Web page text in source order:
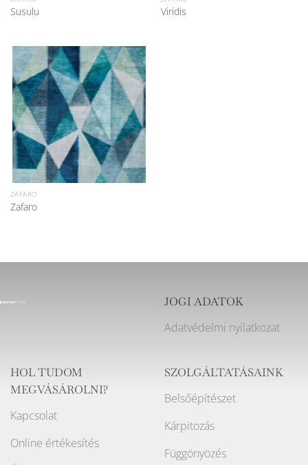
Susulu Viridis
ZAFARO
Zafaro
JOGI ADATOK
Adatvédelmi nyilatkozat
HOL TUDOM
MEGVÁSÁROLNI?
Kapcsolat
Online értékesítés
SZOLGÁLTATÁSAINK
Belsőépítészet
Kárpitozás
Függönyözés